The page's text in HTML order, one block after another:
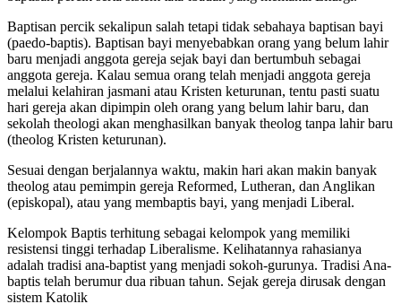
Baptisan percik sekalipun salah tetapi tidak sebahaya baptisan bayi
(paedo-baptis). Baptisan bayi menyebabkan orang yang belum lahir
baru menjadi anggota gereja sejak bayi dan bertumbuh sebagai
anggota gereja. Kalau semua orang telah menjadi anggota gereja
melalui kelahiran jasmani atau Kristen keturunan, tentu pasti suatu
hari gereja akan dipimpin oleh orang yang belum lahir baru, dan
sekolah theologi akan menghasilkan banyak theolog tanpa lahir baru
(theolog Kristen keturunan).
Sesuai dengan berjalannya waktu, makin hari akan makin banyak
theolog atau pemimpin gereja Reformed, Lutheran, dan Anglikan
(episkopal), atau yang membaptis bayi, yang menjadi Liberal.
Kelompok Baptis terhitung sebagai kelompok yang memiliki
resistensi tinggi terhadap Liberalisme. Kelihatannya rahasianya
adalah tradisi ana-baptist yang menjadi sokoh-gurunya. Tradisi Ana-
baptis telah berumur dua ribuan tahun. Sejak gereja dirusak dengan
sistem Katolik